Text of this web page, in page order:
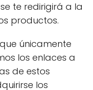
te redirigirá a la
productos.
únicamente
los enlaces a
de estos
los